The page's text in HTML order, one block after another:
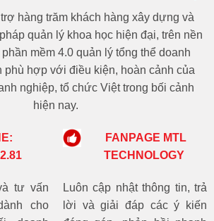
hàng trăm khách hàng xây dựng và
quản lý khoa học hiện đại, trên nền
mềm 4.0 quản lý tổng thể doanh
phù hợp với điều kiện, hoàn cảnh của
nghiệp, tổ chức Việt trong bối cảnh
hiện nay.
tư vấn
cho
FANPAGE MTL
TECHNOLOGY
Luôn cập nhật thông tin, trả
lời và giải đáp các ý kiến